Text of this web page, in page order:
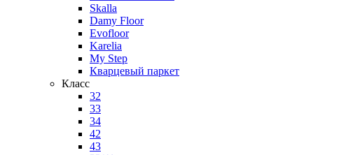
Skalla
Damy Floor
Evofloor
Karelia
My Step
Кварцевый паркет
Класс
32
33
34
42
43